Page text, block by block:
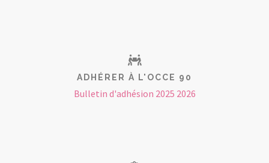
ADHÉRER À L'OCCE 90
Bulletin d'adhésion 2025 2026